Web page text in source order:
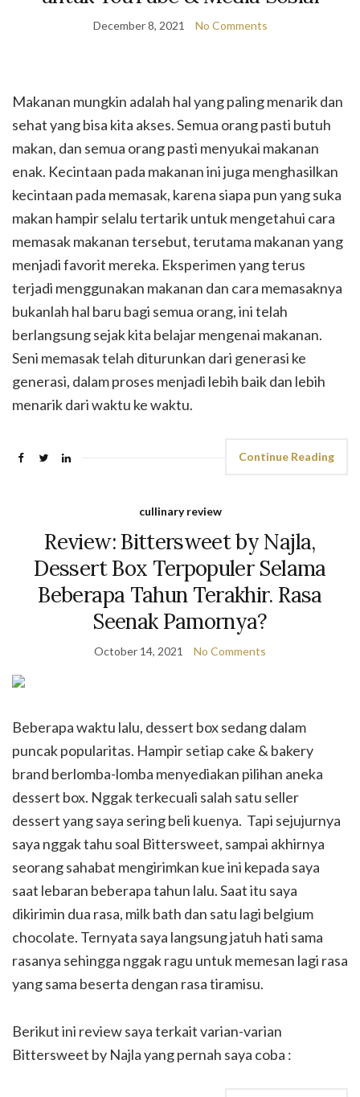
December 8, 2021 No Comments
Makanan mungkin adalah hal yang paling menarik dan
sehat yang bisa kita akses. Semua orang pasti butuh
makan, dan semua orang pasti menyukai makanan
enak. Kecintaan pada makanan ini juga menghasilkan
kecintaan pada memasak, karena siapa pun yang suka
makan hampir selalu tertarik untuk mengetahui cara
memasak makanan tersebut, terutama makanan yang
menjadi favorit mereka. Eksperimen yang terus
terjadi menggunakan makanan dan cara memasaknya
bukanlah hal baru bagi semua orang, ini telah
berlangsung sejak kita belajar mengenai makanan.
Seni memasak telah diturunkan dari generasi ke
generasi, dalam proses menjadi lebih baik dan lebih
menarik dari waktu ke waktu.
Continue Reading
cullinary review
Review: Bittersweet by Najla,
Dessert Box Terpopuler Selama
Beberapa Tahun Terakhir. Rasa
Seenak Pamornya?
October 14, 2021 No Comments
Beberapa waktu lalu, dessert box sedang dalam
puncak popularitas. Hampir setiap cake & bakery
brand berlomba-lomba menyediakan pilihan aneka
dessert box. Nggak terkecuali salah satu seller
dessert yang saya sering beli kuenya. Tapi sejujurnya
saya nggak tahu soal Bittersweet, sampai akhirnya
seorang sahabat mengirimkan kue ini kepada saya
saat lebaran beberapa tahun lalu. Saat itu saya
dikirimin dua rasa, milk bath dan satu lagi belgium
chocolate. Ternyata saya langsung jatuh hati sama
rasanya sehingga nggak ragu untuk memesan lagi rasa
yang sama beserta dengan rasa tiramisu.
Berikut ini review saya terkait varian-varian
Bittersweet by Najla yang pernah saya coba :